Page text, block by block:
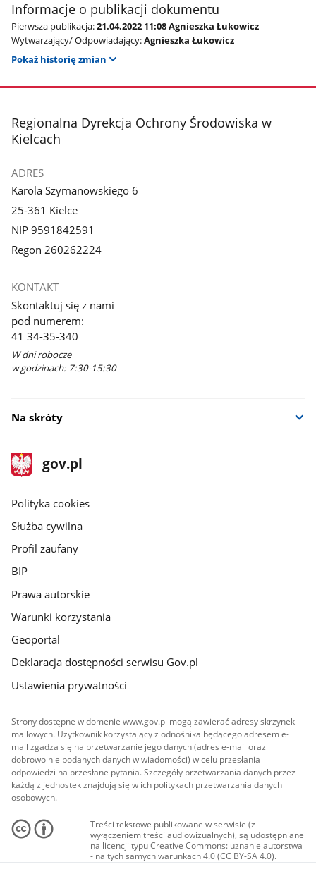
Informacje o publikacji dokumentu
Pierwsza publikacja:21.04.2022 11:08 Agnieszka Łukowicz
Wytwarzający/ Odpowiadający:Agnieszka Łukowicz
Pokaż historię zmian
stopka
Regionalna Dyrekcja Ochrony Środowiska w
Kielcach
ADRES
Karola Szymanowskiego 6
25-361 Kielce
NIP 9591842591
Regon 260262224
KONTAKT
Skontaktuj się z nami
pod numerem:
41 34-35-340
W dni robocze
w godzinach: 7:30-15:30
Na skróty
stopka
gov.pl
Strona
gov.pl
gov.pl
Polityka cookies
Służba cywilna
Profil zaufany
BIP
Prawa autorskie
Warunki korzystania
Geoportal
Deklaracja dostępności serwisu Gov.pl
Ustawienia prywatności
Strony dostępne w domenie www.gov.pl mogą zawierać adresy skrzynek
mailowych. Użytkownik korzystający z odnośnika będącego adresem e-
mail zgadza się na przetwarzanie jego danych (adres e-mail oraz
dobrowolnie podanych danych w wiadomości) w celu przesłania
odpowiedzi na przesłane pytania. Szczegóły przetwarzania danych przez
każdą z jednostek znajdują się w ich politykach przetwarzania danych
osobowych.
Treści tekstowe publikowane w serwisie (z
wyłączeniem treści audiowizualnych), są udostępniane
na licencji typu Creative Commons: uznanie autorstwa
- na tych samych warunkach 4.0 (CC BY-SA 4.0).
Materiały audiowizualne, w tym zdjęcia, materiały